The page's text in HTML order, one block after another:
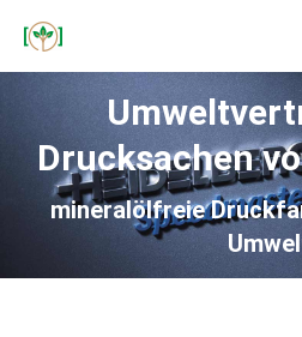
Drucksachen
mineralölfreie